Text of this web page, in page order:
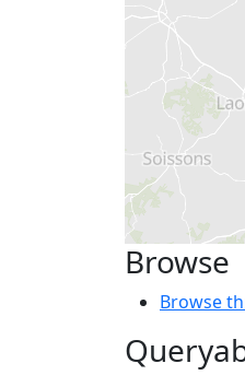
Browse
Browse